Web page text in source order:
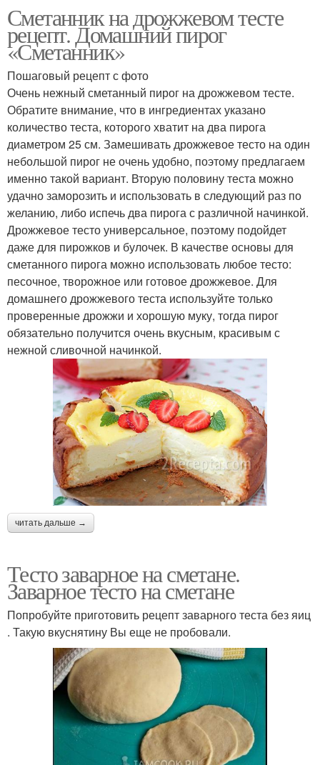
Сметанник на дрожжевом тесте
рецепт. Домашний пирог
«Сметанник»
Пошаговый рецепт с фото
Очень нежный сметанный пирог на дрожжевом тесте.
Обратите внимание, что в ингредиентах указано
количество теста, которого хватит на два пирога
диаметром 25 см. Замешивать дрожжевое тесто на один
небольшой пирог не очень удобно, поэтому предлагаем
именно такой вариант. Вторую половину теста можно
удачно заморозить и использовать в следующий раз по
желанию, либо испечь два пирога с различной начинкой.
Дрожжевое тесто универсальное, поэтому подойдет
даже для пирожков и булочек. В качестве основы для
сметанного пирога можно использовать любое тесто:
песочное, творожное или готовое дрожжевое. Для
домашнего дрожжевого теста используйте только
проверенные дрожжи и хорошую муку, тогда пирог
обязательно получится очень вкусным, красивым с
нежной сливочной начинкой.
читать дальше →
Тесто заварное на сметане.
Заварное тесто на сметане
Попробуйте приготовить рецепт заварного теста без яиц
. Такую вкуснятину Вы еще не пробовали.